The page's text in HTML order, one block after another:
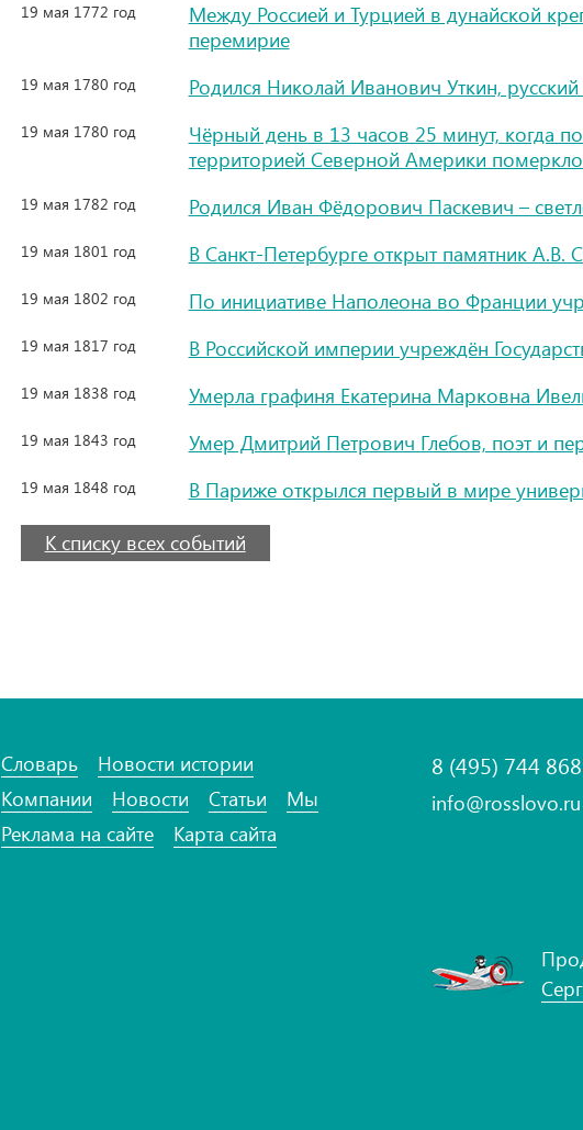
19 мая 1772 год
Между Россией и Турцией в дунайской
перемирие
19 мая 1780 год Родился Николай Иванович Уткин, русский
19 мая 1780 год
Чёрный день в 13 часов 25 минут, когда
территорией Северной Америки
19 мая 1782 год Родился Иван Фёдорович Паскевич –
19 мая 1801 год В Санкт-Петербурге открыт памятник А.В.
19 мая 1802 год По инициативе Наполеона во Франции
19 мая 1817 год В Российской империи учреждён
19 мая 1838 год Умерла графиня Екатерина Марковна
19 мая 1843 год Умер Дмитрий Петрович Глебов, поэт и
19 мая 1848 год
В Париже открылся первый в мире
К списку всех событий
Словарь
Новости истории
Компании
Новости Статьи
Мы
Реклама на сайте
Карта сайта
8 (495) 744
info@rosslovo.ru